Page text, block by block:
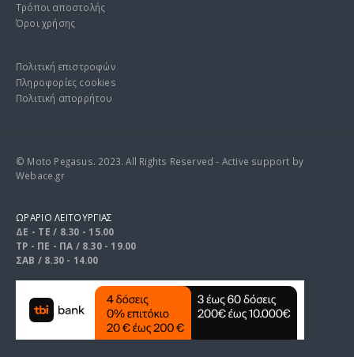
Τρόποι αποστολής
Όροι χρήσης
Πολιτική επιστροφών
Πληροφορίες cookies
Πολιτική απορρήτου
© Moto Pegasus. 2023. All Rights Reserved - Active support by
Webace.gr
ΩΡΑΡΙΟ ΛΕΙΤΟΥΡΓΙΑΣ
ΔΕ - ΤΕ / 8.30 - 15.00
ΤΡ - ΠΕ - ΠΑ / 8.30 - 19.00
ΣΑΒ / 8.30 - 14.00